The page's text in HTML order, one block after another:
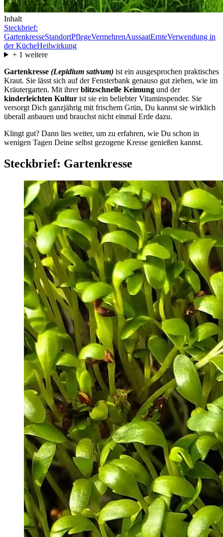
Inhalt
Steckbrief:
GartenkresseStandortPflegeVermehrenAussaatErnteVerwendung in
der KücheHeilwirkung
+ 1 weitere
Gartenkresse (Lepidium sativum) ist ein ausgesprochen praktisches
Kraut. Sie lässt sich auf der Fensterbank genauso gut ziehen, wie im
Kräutergarten. Mit ihrerblitzschnelle Keimung und der
kinderleichten Kultur ist sie ein beliebter Vitaminspender. Sie
versorgt Dich ganzjährig mit frischem Grün, Du kannst sie wirklich
überall anbauen und brauchst nicht einmal Erde dazu.
Klingt gut? Dann lies weiter, um zu erfahren, wie Du schon in
wenigen Tagen Deine selbst gezogene Kresse genießen kannst.
Steckbrief: Gartenkresse